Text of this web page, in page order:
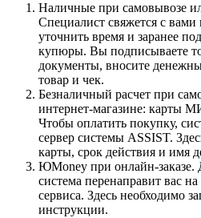
Наличные при самовывозе
Специалист свяжется с вами
уточнить время и заранее
купюры. Вы подписываете
документы, вносите
товар и чек.
Безналичный расчет при
интернет-магазине: карты
Чтобы оплатить покупку,
сервер системы ASSIST.
карты, срок действия и имя
ЮMoney при онлайн-заказе.
система перенаправит вас
сервиса. Здесь необходимо
инструкции.